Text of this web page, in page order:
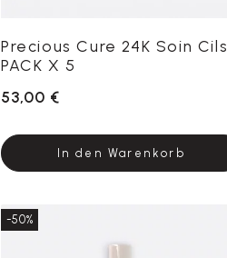
Precious Cure 24K Soin Cils
PACK X 5
53,00 €
In den Warenkorb
-50%